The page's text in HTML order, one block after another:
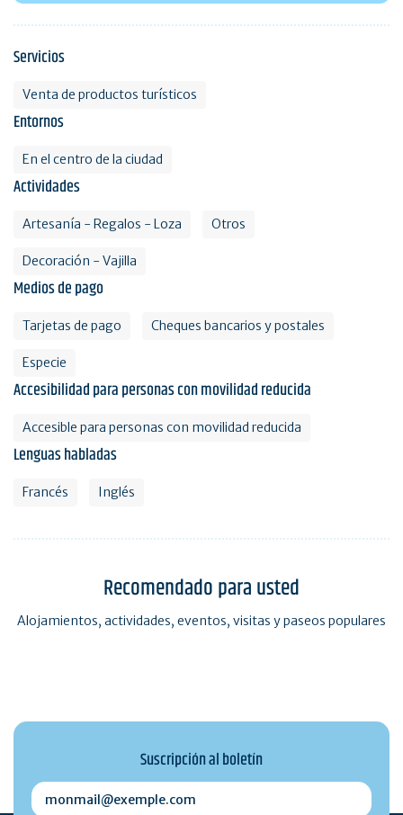
Servicios
Venta de productos turísticos
Entornos
En el centro de la ciudad
Actividades
Artesanía - Regalos - Loza Otros
Decoración - Vajilla
Medios de pago
Tarjetas de pago Cheques bancarios y postales
Especie
Accesibilidad para personas con movilidad reducida
Accesible para personas con movilidad reducida
Lenguas habladas
Francés Inglés
Recomendado para usted
Alojamientos, actividades, eventos, visitas y paseos populares
Suscripción al boletín
monmail@exemple.com